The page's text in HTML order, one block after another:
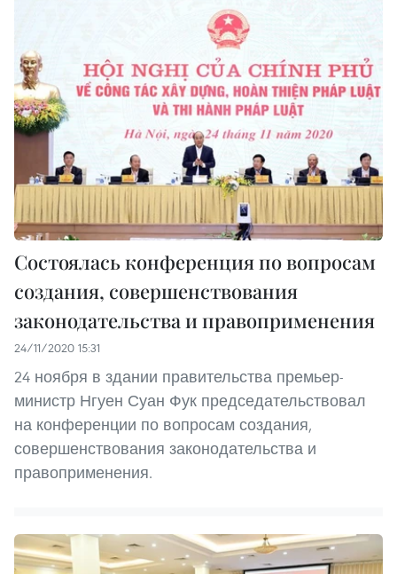
Состоялась конференция по вопросам
создания, совершенствования
законодательства и правоприменения
24/11/2020 15:31
24 ноября в здании правительства премьер-
министр Нгуен Суан Фук председательствовал
на конференции по вопросам создания,
совершенствования законодательства и
правоприменения.